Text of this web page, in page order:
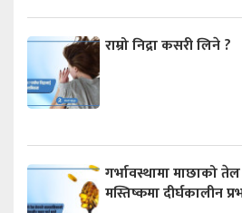
राम्रो निद्रा कसरी लिने ?
गर्भावस्थामा माछाको
मस्तिष्कमा दीर्घकालीन